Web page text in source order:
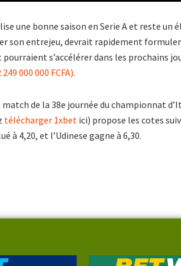
une bonne saison en Serie A et reste
son entrejeu, devrait rapidement
s’accélérer dans les prochains
000 000 FCFA).
de la 38e journée du championnat
télécharger 1xbet ici) propose les cotes
à 4,20, et l’Udinese gagne à 6,30.